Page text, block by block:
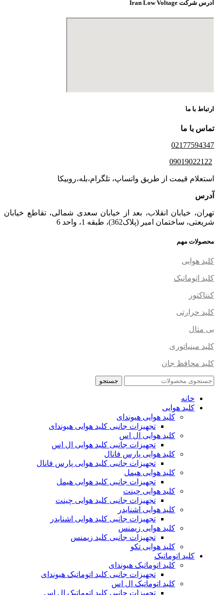
آدرس شرکت Iran Low Voltage
ارتباط با ما
تماس با ما
02177594347
09019022122
استعلام قیمت از طریق واتساپ، تلگرام،بله،روبیکا
آدرس
تهران، خیابان انقلاب، بعد از خیابان سعدی شمالی، تقاطع خیابان
شریعتی، ساختمان امیر (پلاک362)، طبقه 1، واحد 6
محصولات مهم
کلید هوایی
کلید اتوماتیک
کنتاکتور
کلید حرارتی
بی متال
کلید مینیاتوری
کلید محافظ جان
جستجو
خانه
کلید هوایی
کلید هوایی هیوندای
تجهیزات جانبی کلید هوایی هیوندای
کلید هوایی ال اس
تجهیزات جانبی کلید هوایی ال اس
کلید هوایی پارس فانال
تجهیزات جانبی کلید هوایی پارس فانال
کلید هوایی هیمل
تجهیزات جانبی کلید هوایی هیمل
کلید هوایی چینت
تجهیزات جانبی کلید هوایی چینت
کلید هوایی اشنایدر
تجهیزات جانبی کلید هوایی اشنایدر
کلید هوایی زیمنس
تجهیزات جانبی کلید زیمنس
کلید هوایی تکو
کلید اتوماتیک
کلید اتوماتیک هیوندای
تجهیزات جانبی کلید اتوماتیک هیوندای
کلید اتوماتیک ال اس
تجهیزات جانبی کلید اتوماتیک ال اس